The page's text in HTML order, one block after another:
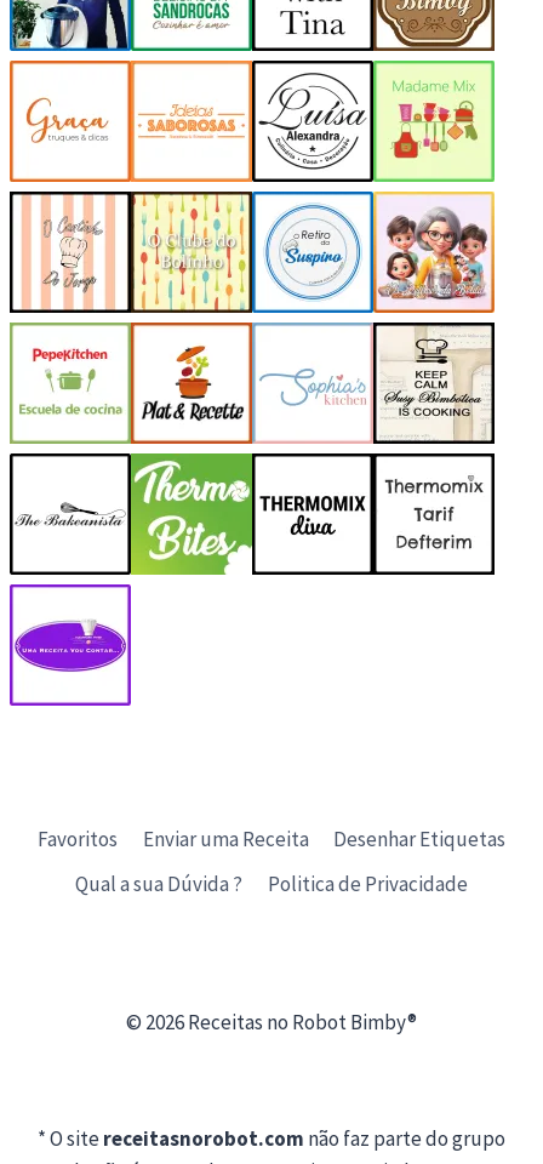
Favoritos Enviar uma Receita
Desenhar Etiquetas
Qual a sua Dúvida ?
Politica de Privacidade
© 2026 Receitas no Robot Bimby®
* O sitereceitasnorobot.com não faz parte do grupo